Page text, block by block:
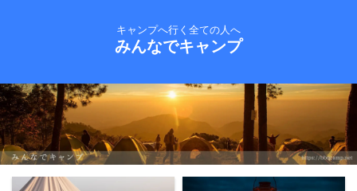
キャンプへ行く全ての人へ
みんなでキャンプ